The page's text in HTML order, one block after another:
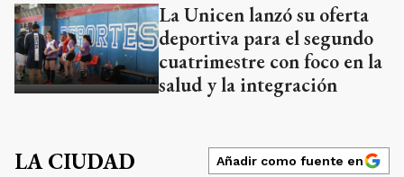
La Unicen lanzó su oferta
deportiva para el segundo
cuatrimestre con foco en la
salud y la integración
LA CIUDAD Añadir como fuente en